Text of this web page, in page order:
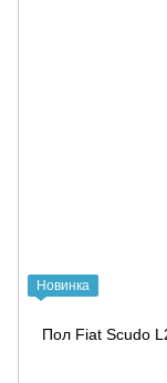
Новинка
Пол Fiat Scudo